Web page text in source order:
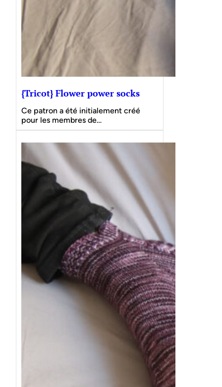
{Tricot} Flower power socks
Ce patron a été initialement créé
pour les membres de…